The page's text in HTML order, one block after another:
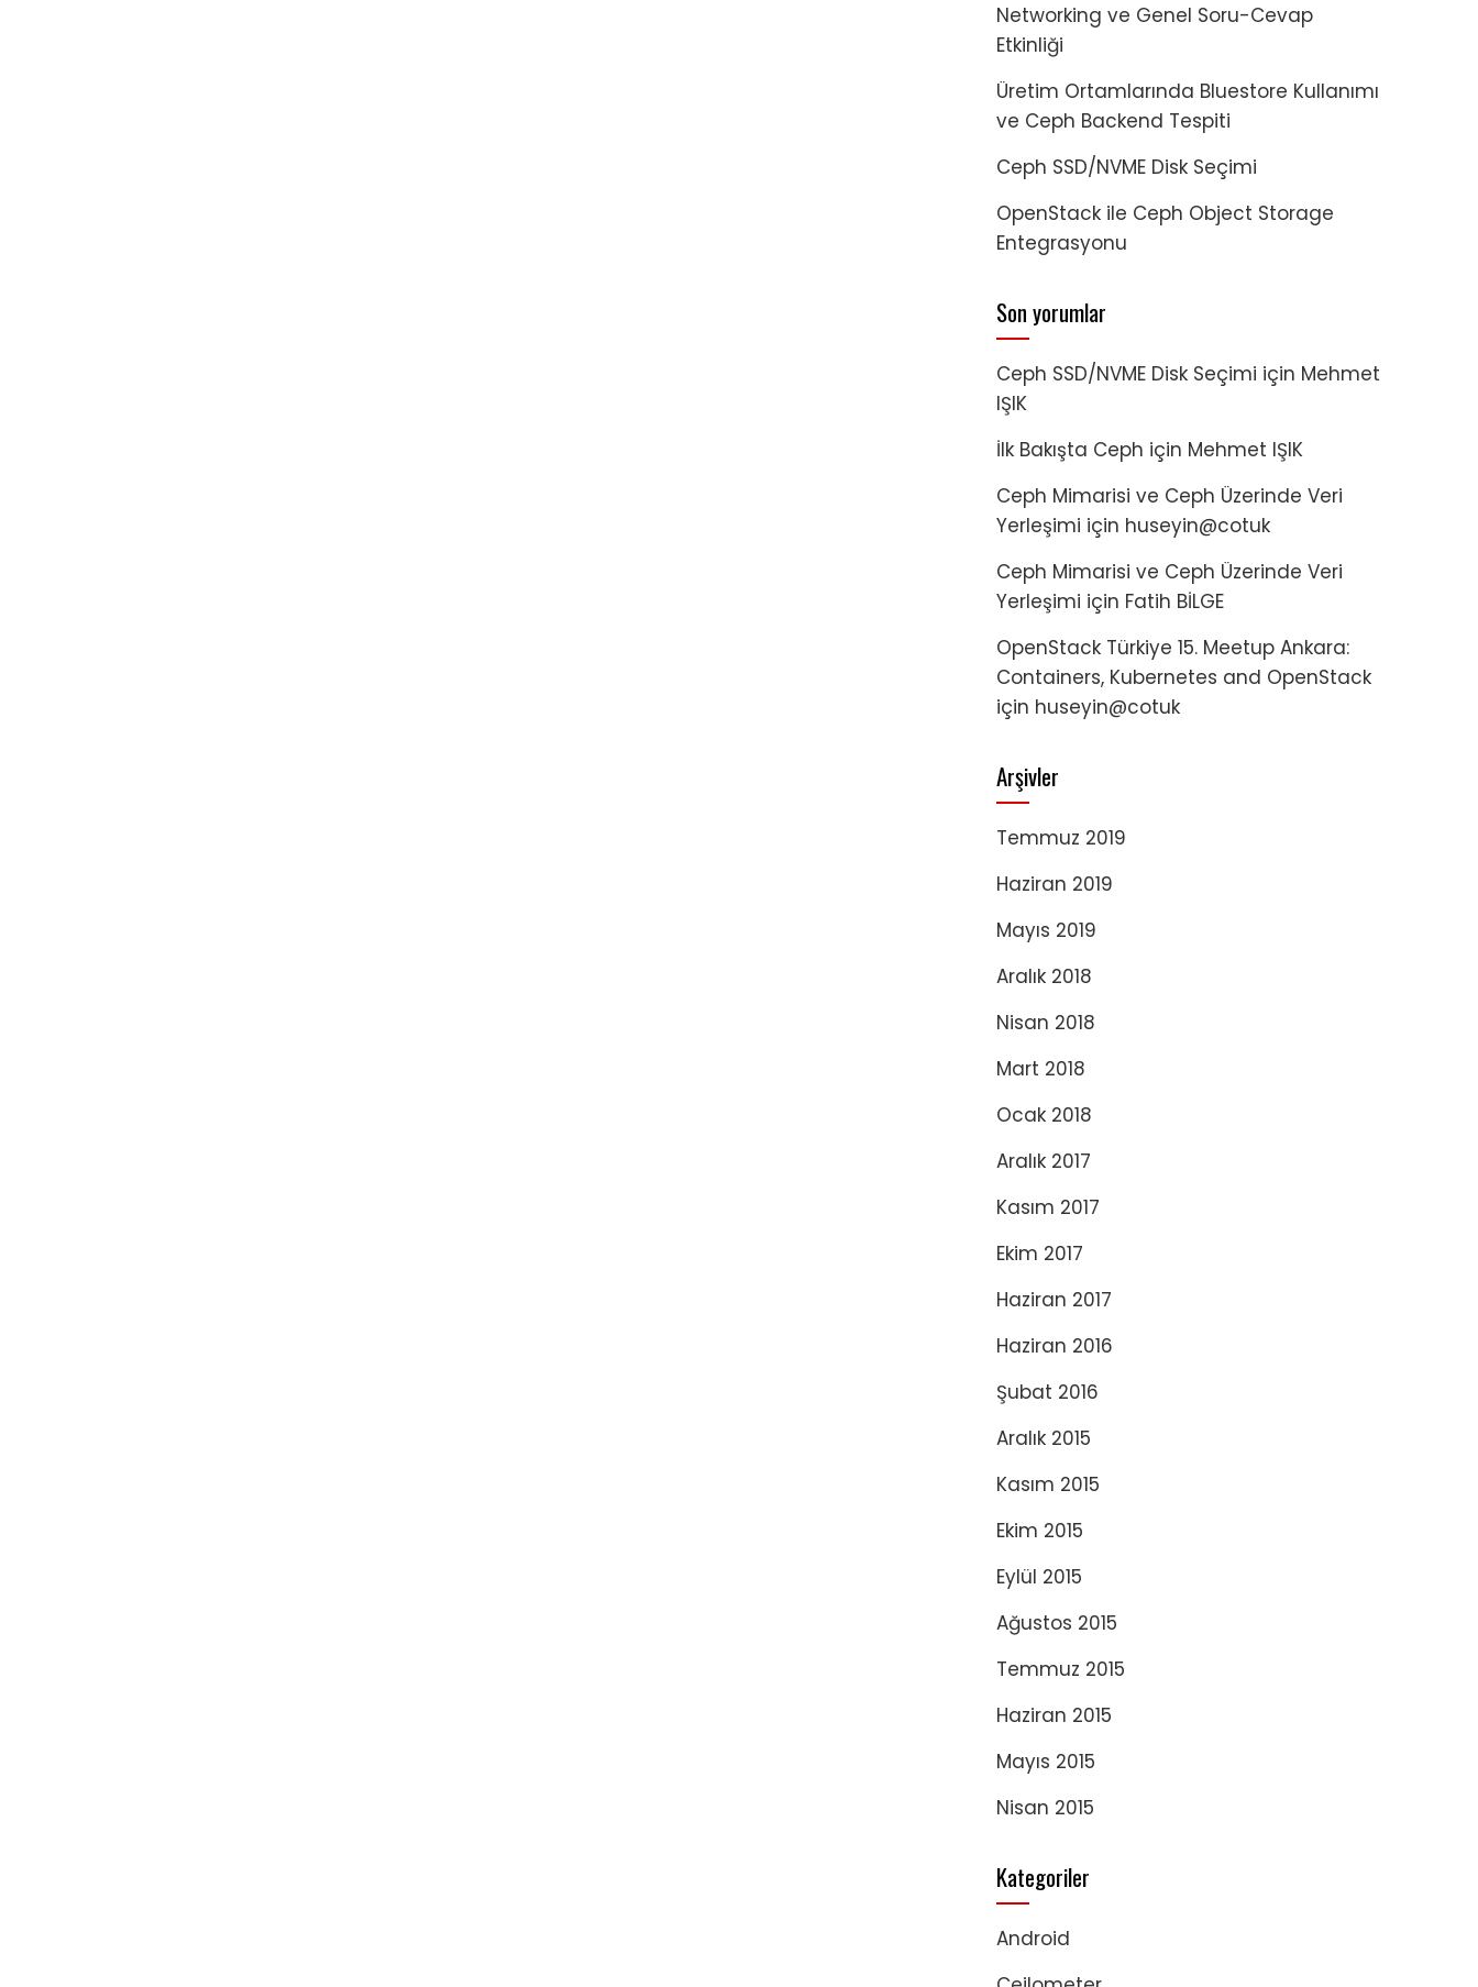
Networking ve Genel Soru-Cevap
Etkinliği
Üretim Ortamlarında Bluestore Kullanımı
ve Ceph Backend Tespiti
Ceph SSD/NVME Disk Seçimi
OpenStack ile Ceph Object Storage
Entegrasyonu
Son yorumlar
Ceph SSD/NVME Disk Seçimi için Mehmet
IŞIK
İlk Bakışta Ceph için Mehmet IŞIK
Ceph Mimarisi ve Ceph Üzerinde Veri
Yerleşimi için huseyin@cotuk
Ceph Mimarisi ve Ceph Üzerinde Veri
Yerleşimi için Fatih BİLGE
OpenStack Türkiye 15. Meetup Ankara:
Containers, Kubernetes and OpenStack
için huseyin@cotuk
Arşivler
Temmuz 2019
Haziran 2019
Mayıs 2019
Aralık 2018
Nisan 2018
Mart 2018
Ocak 2018
Aralık 2017
Kasım 2017
Ekim 2017
Haziran 2017
Haziran 2016
Şubat 2016
Aralık 2015
Kasım 2015
Ekim 2015
Eylül 2015
Ağustos 2015
Temmuz 2015
Haziran 2015
Mayıs 2015
Nisan 2015
Kategoriler
Android